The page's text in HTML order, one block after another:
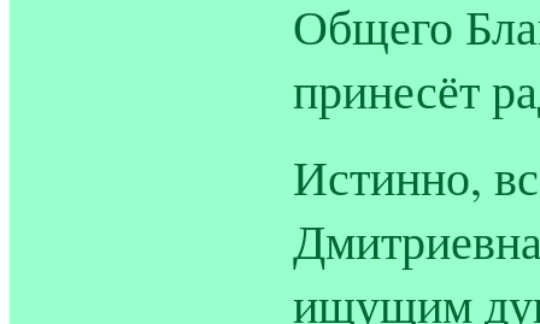
Общего
принесёт
Истинно,
ищущим